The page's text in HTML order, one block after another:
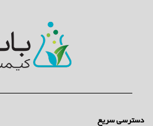
دسترسی سریع